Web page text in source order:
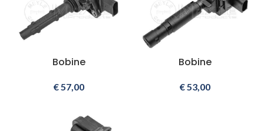
Bobine
€ 57,00
Bobine
€ 53,00